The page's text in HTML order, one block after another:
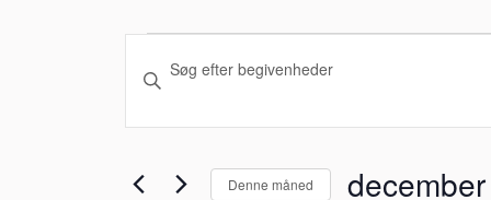
Begivenheder
Begivenheder
nøgleord.
Søg
BegivenhederDenne måned